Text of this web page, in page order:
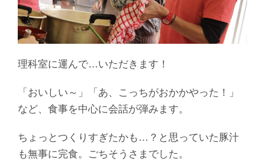
理科室に運んで…いただきます！
「おいしい～」「あ、こっちがおかかやった！」
など、食事を中心に会話が弾みます。
ちょっとつくりすぎたかも…？と思っていた豚汁
も無事に完食。ごちそうさまでした。